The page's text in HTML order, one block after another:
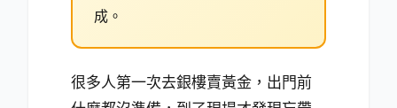
成。
很多人第一次去銀樓賣黃金，出門前